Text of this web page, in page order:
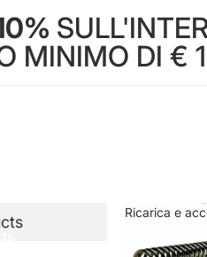
MINIMO DI €
Ricarica e
Ricarica e